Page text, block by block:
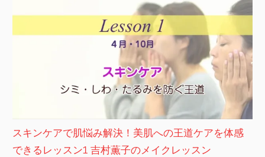
スキンケアで肌悩み解決！美肌への王道ケアを体感
できるレッスン1 吉村薫子のメイクレッスン